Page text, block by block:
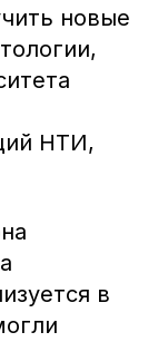
новые
НТИ,
в